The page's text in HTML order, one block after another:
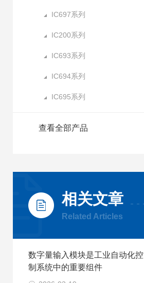
IC697系列
IC200系列
IC693系列
IC694系列
IC695系列
查看全部产品
相关文章
Related Articles
数字量输入模块是工业自动化控
制系统中的重要组件